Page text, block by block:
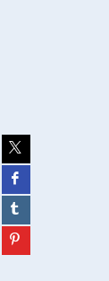
Partager
sur
twitter
(Nouvelle
fenêtre)
Partager
sur
facebook
(Nouvelle
fenêtre)
Partager
sur
tumblr
(Nouvelle
Partager
sur